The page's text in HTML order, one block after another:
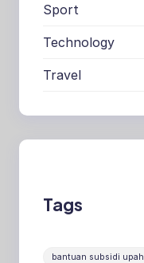
Sport
Technology
Travel
Tags
bantuan subsidi upah